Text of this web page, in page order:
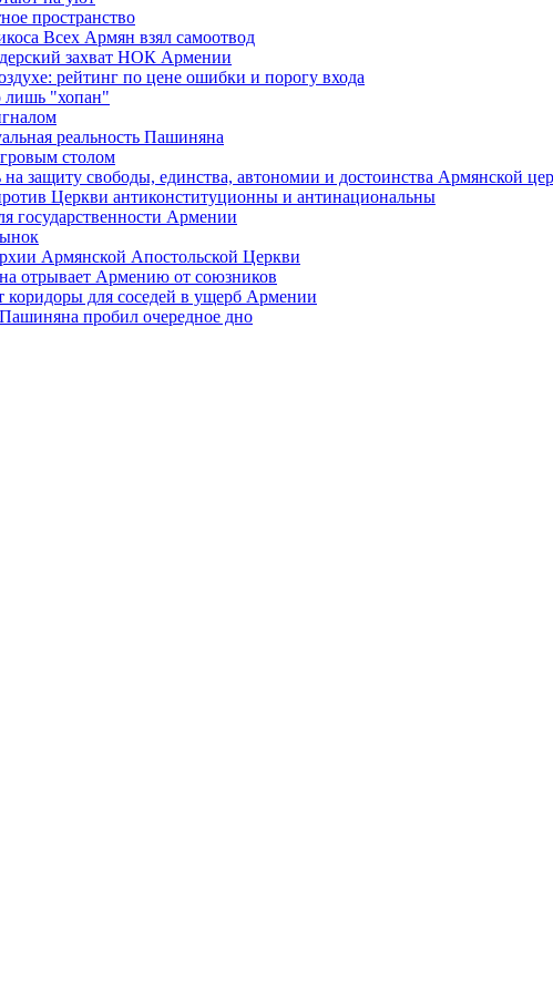
пространство
Всех Армян взял самоотвод
захват НОК Армении
рейтинг по цене ошибки и порогу входа
лишь "хопан"
реальность Пашиняна
столом
защиту свободы, единства, автономии и достоинства Армянской
Церкви антиконституционны и антинациональны
государственности Армении
Армянской Апостольской Церкви
отрывает Армению от союзников
коридоры для соседей в ущерб Армении
пробил очередное дно